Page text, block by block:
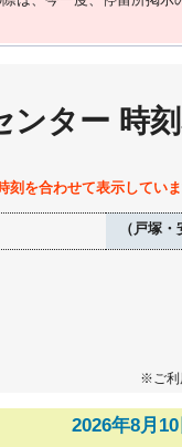
ンター 時
刻を合わせて表示してい
（戸塚
※ご利
2026年8月